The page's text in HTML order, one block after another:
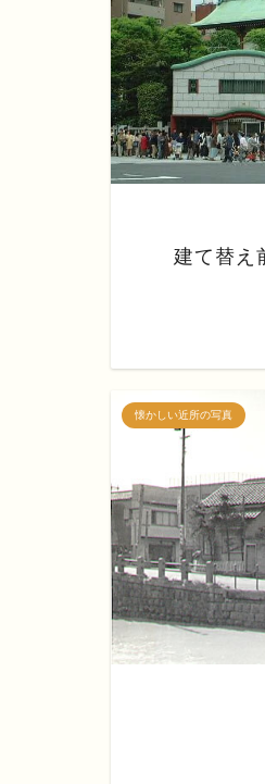
建て替え
懐かしい近所の写真